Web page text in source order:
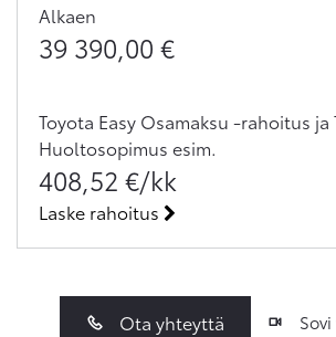
Alkaen
39 390,00 €
Toyota Easy Osamaksu -rahoitus ja
Huoltosopimus esim.
408,52 €/kk
Laske rahoitus
Ota yhteyttä